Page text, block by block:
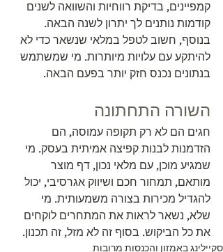
קמפיינים, בדיקת רווחיות והשוואה לשנים
קודמות נותנים לך יתרון לשנה הבאה.
בנוסף, חשוב לטפל במלאי שנשאר כדי לא
להיתקע עם עלויות מיותרות. מי שמשתמש
בנתונים נכנס חזק יותר בפעם הבאה.
השורה התחתונה
חגים הם לא רק תקופה עמוסה, הם
הזדמנות לבנות קפיצה אמיתית בעסק. מי
שמגיע מוכן, עם מלאי נכון, דף מוצר
מותאם, תמחור חכם ושיווק אגרסיבי, יכול
להגדיל מכירות בצורה משמעותית. מי
שלא, נשאר לראות את המתחרים לוקחים
את כל הביקוש. בסוף זה לא מזל, זה תכנון.
סקיילינג באמזון והכנסות מרובות